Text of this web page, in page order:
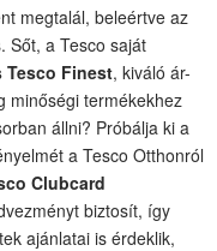
megtalál, beleértve az
Sőt, a Tesco saját
Tesco Finest, kiváló ár-
minőségi termékekhez
állni? Próbálja ki a
a Tesco Otthonról
Clubcard
biztosít, így
ajánlatai is érdeklik,